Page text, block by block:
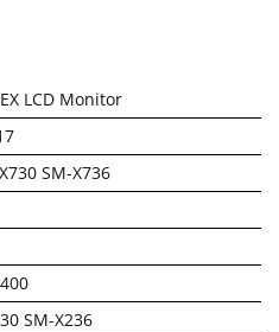
LCD Monitor
SM-X736
SM-X236